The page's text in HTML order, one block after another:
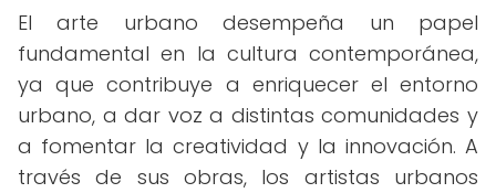
El arte urbano desempeña un papel
fundamental en la cultura contemporánea,
ya que contribuye a enriquecer el entorno
urbano, a dar voz a distintas comunidades y
a fomentar la creatividad y la innovación. A
través de sus obras, los artistas urbanos